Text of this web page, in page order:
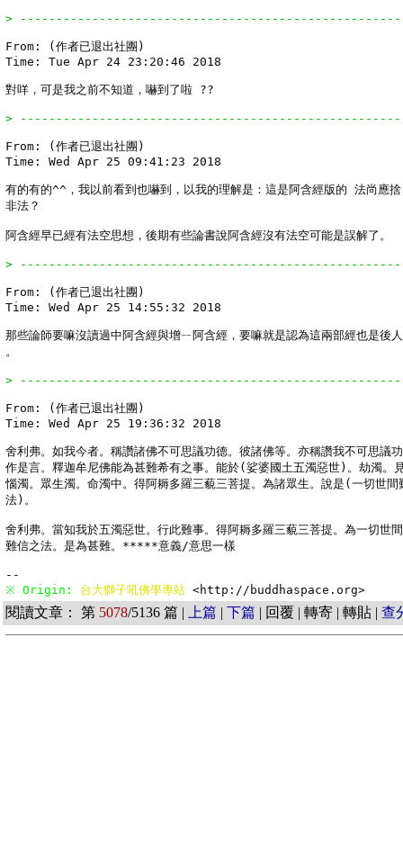
>
From: (作者已退出社團)
Time: Tue Apr 24 23:20:46 2018
對咩，可是我之前不知道，嚇到了啦 ??
>
From: (作者已退出社團)
Time: Wed Apr 25 09:41:23 2018
有的有的^^，我以前看到也嚇到，以我的理解是：這是阿含經版的 法尚應
非法？
阿含經早已經有法空思想，後期有些論書說阿含經沒有法空可能是誤解了。
>
From: (作者已退出社團)
Time: Wed Apr 25 14:55:32 2018
那些論師要嘛沒讀過中阿含經與增ㄧ阿含經，要嘛就是認為這兩部經也是後
。
>
From: (作者已退出社團)
Time: Wed Apr 25 19:36:32 2018
舍利弗。如我今者。稱讚諸佛不可思議功德。彼諸佛等。亦稱讚我不可思議
作是言。釋迦牟尼佛能為甚難希有之事。能於(娑婆國土五濁惡世)。劫濁。
惱濁。眾生濁。命濁中。得阿耨多羅三藐三菩提。為諸眾生。說是(一切世間
法)。
舍利弗。當知我於五濁惡世。行此難事。得阿耨多羅三藐三菩提。為一切世
難信之法。是為甚難。*****意義/意思一樣
※ Origin: 台大獅子吼佛學專站 <http://buddhaspace.org>
閱讀文章： 第 5078/5136 篇 | 上篇 | 下篇 | 回覆 | 轉寄 | 轉貼 | 查